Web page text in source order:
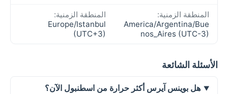
المنطقة الزمنية:
America/Argentina/Bue
nos_Aires (UTC-3)
المنطقة الزمنية:
Europe/Istanbul
(UTC+3)
الأسئلة الشائعة
هل بوينس آيرس أكثر حرارة من اسطنبول الآن؟